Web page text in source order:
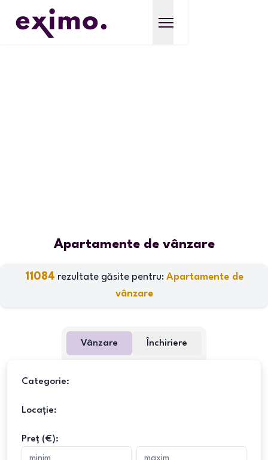
Apartamente de vânzare
11084 rezultate găsite pentru: Apartamente de
vânzare
Vânzare Închiriere
Categorie:
Locație:
Preț (€):